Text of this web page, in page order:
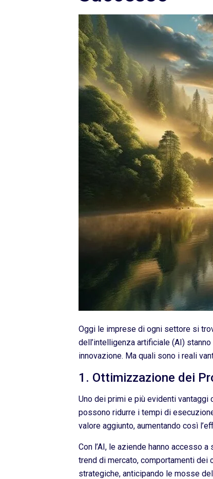
Oggi le imprese di ogni settore si
dell’intelligenza artificiale (AI)
innovazione. Ma quali sono i reali
1. Ottimizzazione dei
Uno dei primi e più evidenti vantaggi
possono ridurre i tempi di
valore aggiunto, aumentando così
Con l’AI, le aziende hanno accesso
trend di mercato, comportamenti dei
strategiche, anticipando le mosse